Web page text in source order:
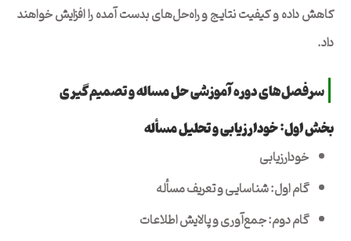
کاهش داده و کیفیت نتایج و راه‌حل‌های بدست آمده را افزایش خواهند
داد.
سرفصل‌های دورهآموزشی حل مساله و تصمیم‌گیری
بخش اول: خود‌ارزیابی و تحلیل مسأله
خود‌ارزیابی
گام اول: شناسایی و تعریف مسأله
گام دوم: جمع‌آوری و پالایش اطلاعات